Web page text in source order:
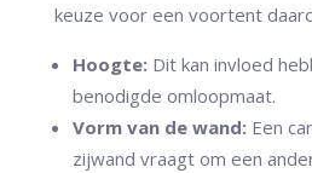
keuze voor een voortent
Hoogte:Dit kan invloed
benodigde omloopmaat.
Vorm van de wand:Een
zijwand vraagt om een